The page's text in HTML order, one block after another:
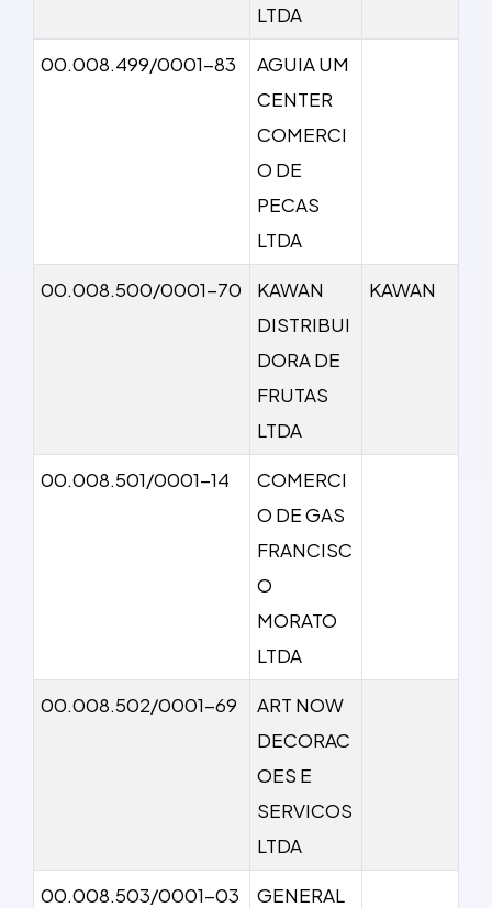
LTDA
00.008.499/0001-83
AGUIA UM
CENTER
COMERCI
O DE
PECAS
LTDA
00.008.500/0001-70
KAWAN
DISTRIBUI
DORA DE
FRUTAS
LTDA
KAWAN
00.008.501/0001-14
COMERCI
O DE GAS
FRANCISC
O
MORATO
LTDA
00.008.502/0001-69
ART NOW
DECORAC
OES E
SERVICOS
LTDA
00.008.503/0001-03
GENERAL